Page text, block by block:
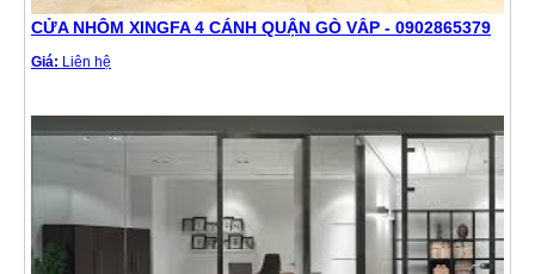
CỬA NHÔM XINGFA 4 CÁNH QUẬN GÒ VẤP - 0902865379
Giá: Liên hệ